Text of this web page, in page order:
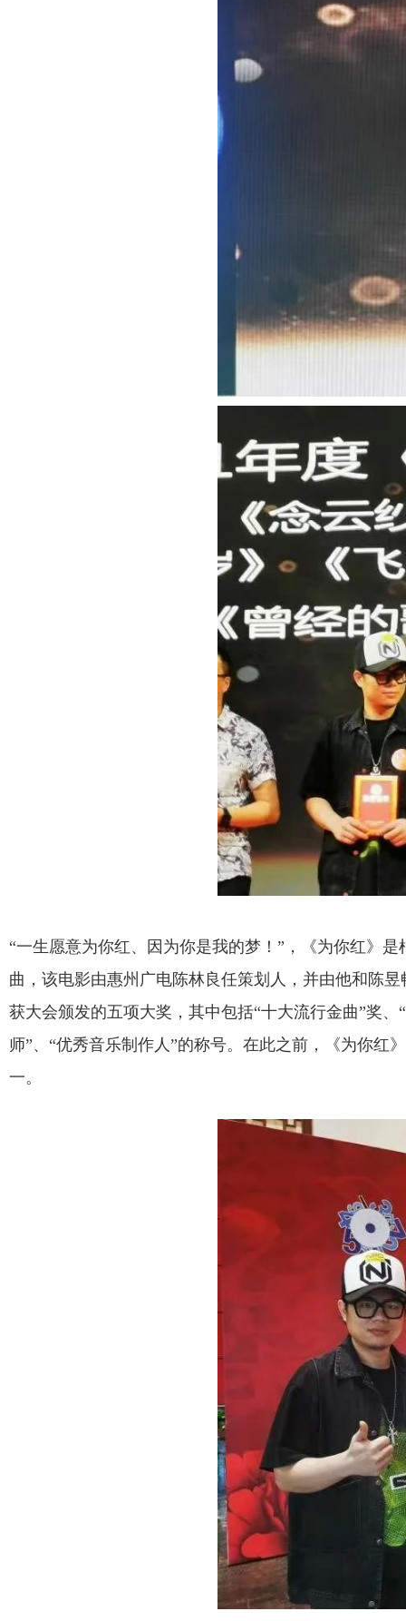
“一生愿意为你红、因为你是我的梦！”，《为你红》
曲，该电影由惠州广电陈林良任策划人，并由他和陈
获大会颁发的五项大奖，其中包括“十大流行金曲”奖
师”、“优秀音乐制作人”的称号。在此之前，《为你红
一。